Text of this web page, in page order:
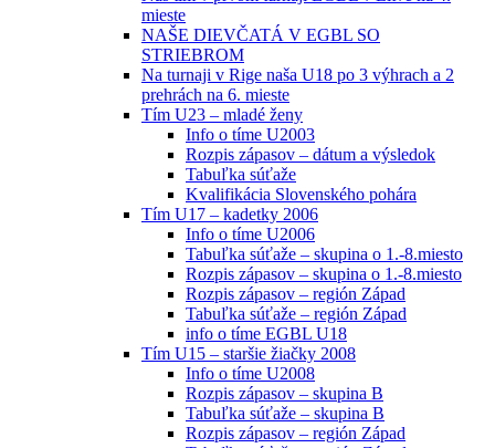
mieste
NAŠE DIEVČATÁ V EGBL SO
STRIEBROM
Na turnaji v Rige naša U18 po 3 výhrach a 2
prehrách na 6. mieste
Tím U23 – mladé ženy
Info o tíme U2003
Rozpis zápasov – dátum a výsledok
Tabuľka súťaže
Kvalifikácia Slovenského pohára
Tím U17 – kadetky 2006
Info o tíme U2006
Tabuľka súťaže – skupina o 1.-8.miesto
Rozpis zápasov – skupina o 1.-8.miesto
Rozpis zápasov – región Západ
Tabuľka súťaže – región Západ
info o tíme EGBL U18
Tím U15 – staršie žiačky 2008
Info o tíme U2008
Rozpis zápasov – skupina B
Tabuľka súťaže – skupina B
Rozpis zápasov – región Západ